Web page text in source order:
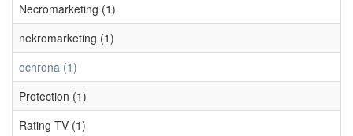
Necromarketing (1)
nekromarketing (1)
ochrona (1)
Protection (1)
Rating TV (1)